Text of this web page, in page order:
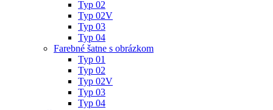
Typ 02
Typ 02V
Typ 03
Typ 04
Farebné šatne s obrázkom
Typ 01
Typ 02
Typ 02V
Typ 03
Typ 04